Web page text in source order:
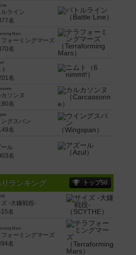
ライン
名
Mars
フォーミングマーズ
名
名
ソンヌ
名
ングスパン
名
ール
名
ランキング トップ50
ズ -大鎌戦役-
名
Mars
フォーミングマーズ
名